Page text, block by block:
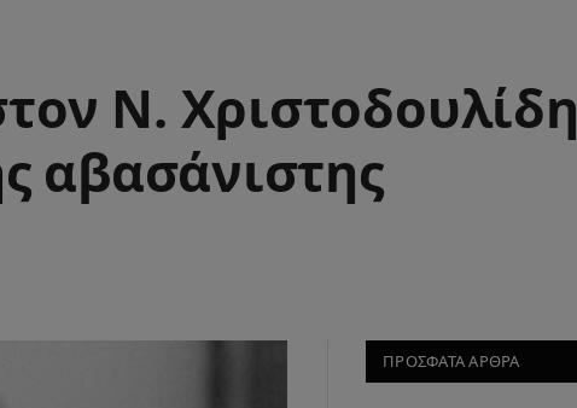
Ν. Χριστοδουλίδη
αβασάνιστης
ΠΡΟΣΦΑΤΑ ΑΡΘΡΑ